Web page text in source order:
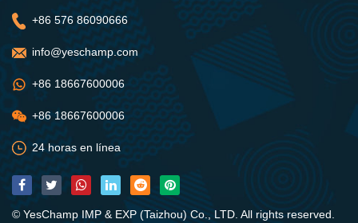
+86 576 86090666
info@yeschamp.com
+86 18667600006
+86 18667600006
24 horas en línea
© YesChamp IMP & EXP (Taizhou) Co., LTD. All rights reserved.